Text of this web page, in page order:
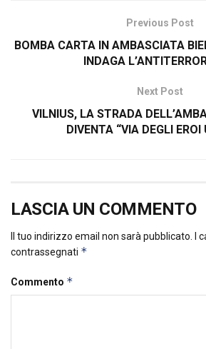
Previous Post
BOMBA CARTA IN AMBASCIATA
INDAGA
Next Post
VILNIUS, LA STRADA
DIVENTA “VIA DEGLI EROI
LASCIA UN COMMENTO
Il tuo indirizzo email non sarà pubblicato.
I
contrassegnati *
Commento *